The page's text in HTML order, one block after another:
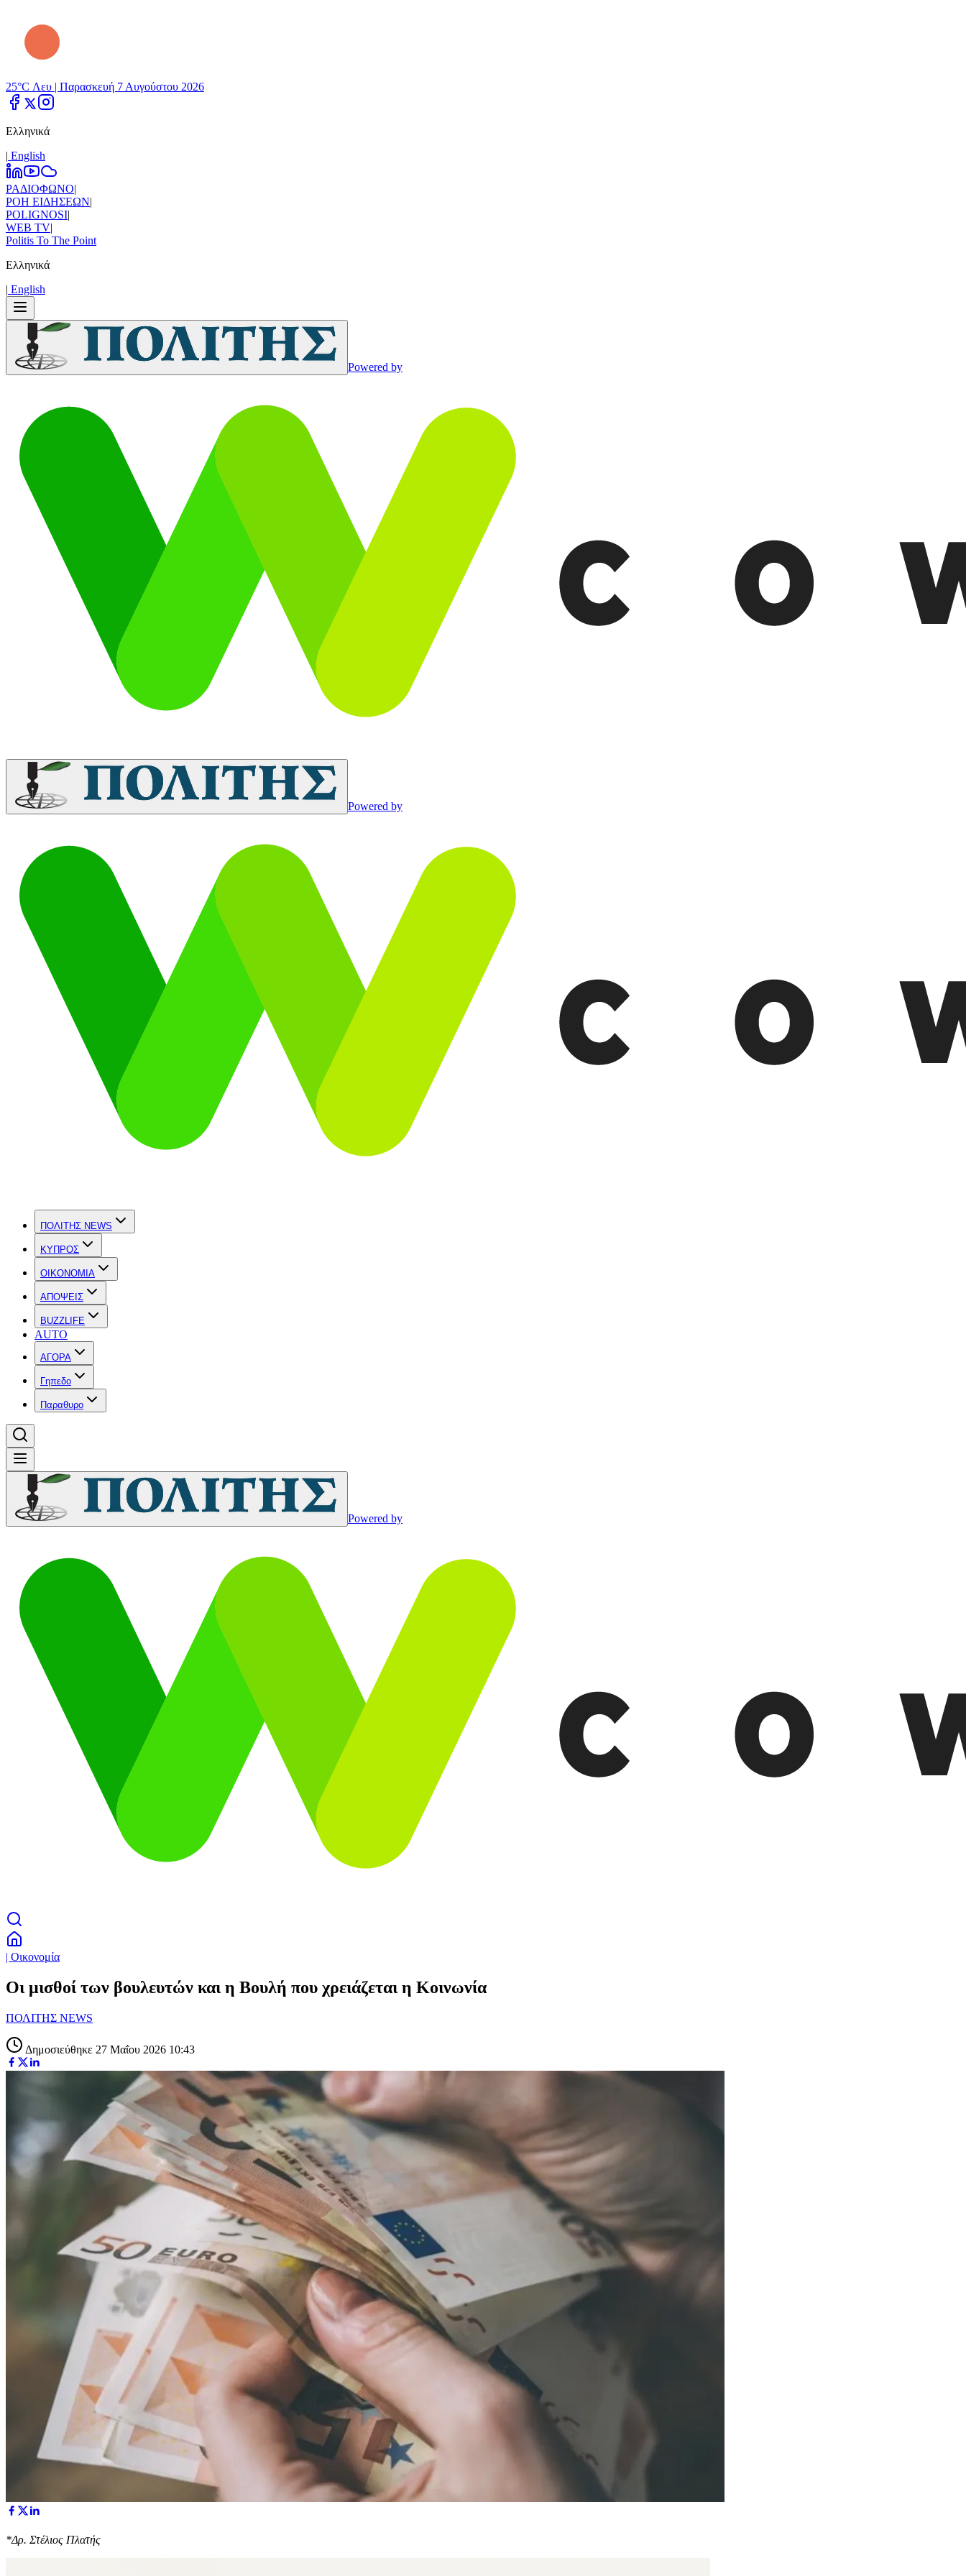
25°C Λευ | Παρασκευή 7 Αυγούστου 2026
Ελληνικά
| Εnglish
ΡΑΔΙΟΦΩΝΟ|
ΡΟΗ ΕΙΔΗΣΕΩΝ|
POLIGNOSI|
WEB TV|
Politis To The Point
Ελληνικά
| Εnglish
Powered by
Powered by
ΠΟΛΙΤΗΣ NEWS
ΚΥΠΡΟΣ
OIKONOMIA
ΑΠΟΨΕΙΣ
BUZZLIFE
AUTO
ΑΓΟΡΑ
Γηπεδο
Παραθυρο
Powered by
| Οικονομία
Οι μισθοί των βουλευτών και η Βουλή που χρειάζεται η Κοινωνία
ΠΟΛΙΤΗΣ NEWS
Δημοσιεύθηκε 27 Μαΐου 2026 10:43
*Δρ. Στέλιος Πλατής